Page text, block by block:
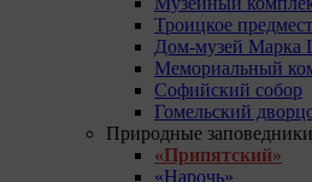
Троицкое
Дом-музей Марка
Мемориальный
Софийский собор
Гомельский
Природные заповедники
«Припятский»
«Нарочь»